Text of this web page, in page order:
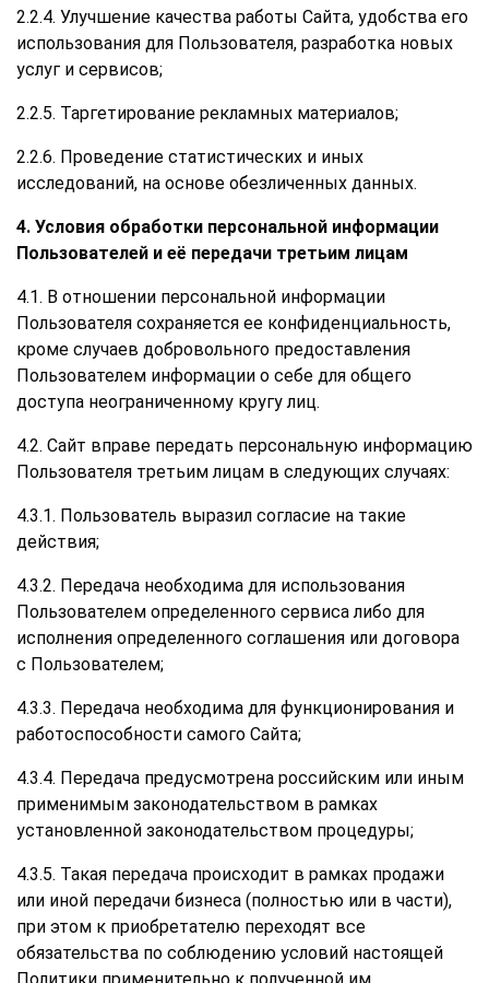
2.2.4. Улучшение качества работы Сайта, удобства его
использования для Пользователя, разработка новых
услуг и сервисов;
2.2.5. Таргетирование рекламных материалов;
2.2.6. Проведение статистических и иных
исследований, на основе обезличенных данных.
4. Условия обработки персональной информации
Пользователей и её передачи третьим лицам
4.1. В отношении персональной информации
Пользователя сохраняется ее конфиденциальность,
кроме случаев добровольного предоставления
Пользователем информации о себе для общего
доступа неограниченному кругу лиц.
4.2. Сайт вправе передать персональную информацию
Пользователя третьим лицам в следующих случаях:
4.3.1. Пользователь выразил согласие на такие
действия;
4.3.2. Передача необходима для использования
Пользователем определенного сервиса либо для
исполнения определенного соглашения или договора
с Пользователем;
4.3.3. Передача необходима для функционирования и
работоспособности самого Сайта;
4.3.4. Передача предусмотрена российским или иным
применимым законодательством в рамках
установленной законодательством процедуры;
4.3.5. Такая передача происходит в рамках продажи
или иной передачи бизнеса (полностью или в части),
при этом к приобретателю переходят все
обязательства по соблюдению условий настоящей